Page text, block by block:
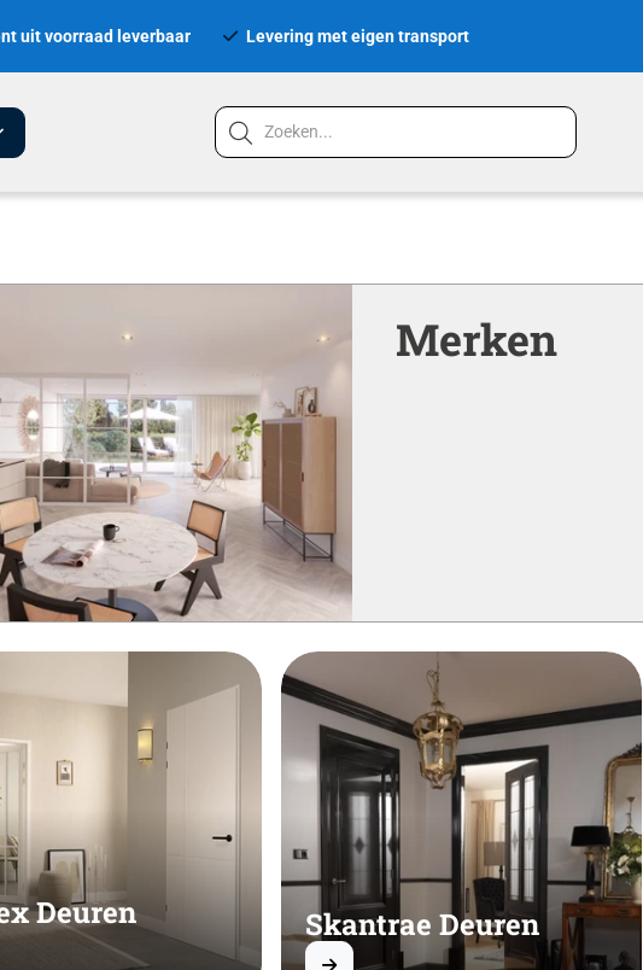
uit voorraad leverbaar Levering met eigen transport
Merken
Deuren Skantrae Deuren